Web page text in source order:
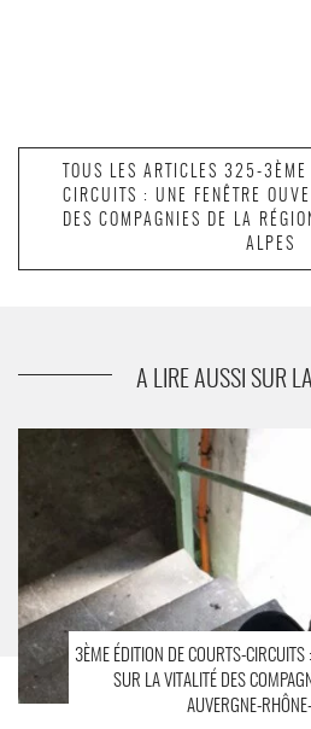
TOUS LES ARTICLES 325-
CIRCUITS : UNE FENÊTRE
DES COMPAGNIES DE LA
ALPES
A LIRE AUSSI SUR
3ÈME ÉDITION DE COURTS-CIRCUITS
SUR LA VITALITÉ DES
AUVERGNE-
« Tout entière » : Réjane Bajard
Poix autour de la figure de la
Maier. - Critique sortie SAINT
Etienne - Centre Dramatique National